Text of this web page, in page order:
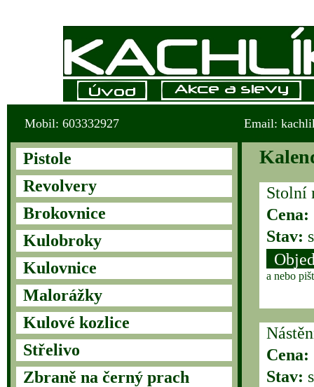
Pistole
Revolvery
Brokovnice
Kulobroky
Kulovnice
Malorážky
Kulové kozlice
Střelivo
Zbraně na černý prach
Mobil: 603332927 Email:
Stolní
Cena:
Stav:
a nebo
Cena:
Stav: